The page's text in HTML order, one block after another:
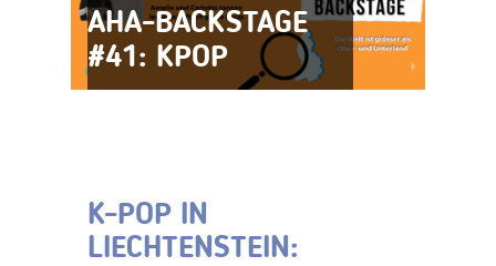
AHA-BACKSTAGE
#41: KPOP
K-POP IN
LIECHTENSTEIN: